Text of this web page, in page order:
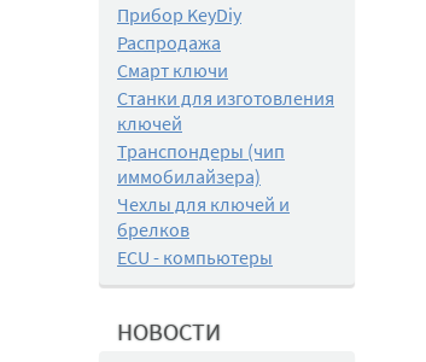
Прибор KeyDiy
Распродажа
Смарт ключи
Станки для изготовления
ключей
Транспондеры (чип
иммобилайзера)
Чехлы для ключей и
брелков
ECU - компьютеры
НОВОСТИ